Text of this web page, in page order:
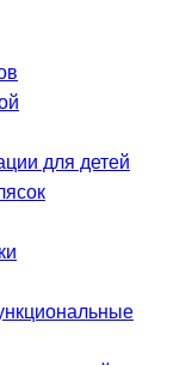
для детей